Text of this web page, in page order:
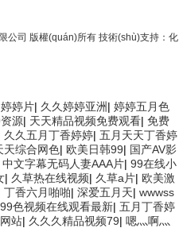
司 版權(quán)所有 技術(shù)支持： 化
婷片| 久久婷婷亚洲| 婷婷五月色
源| 天天精品视频免费观看| 免费
久久五月丁香婷婷| 五月天天丁香婷
天综合网色| 欧美日韩99| 国产AV影
中文字幕无码人妻AAA片| 99在线小
| 久草热在线视频| 久草a片| 欧美激
丁香六月啪啪| 深爱五月天| wwwss
99色视频在线观看最新| 五月丁香婷
站| 久久久精品视频79| 嗯灬啊灬